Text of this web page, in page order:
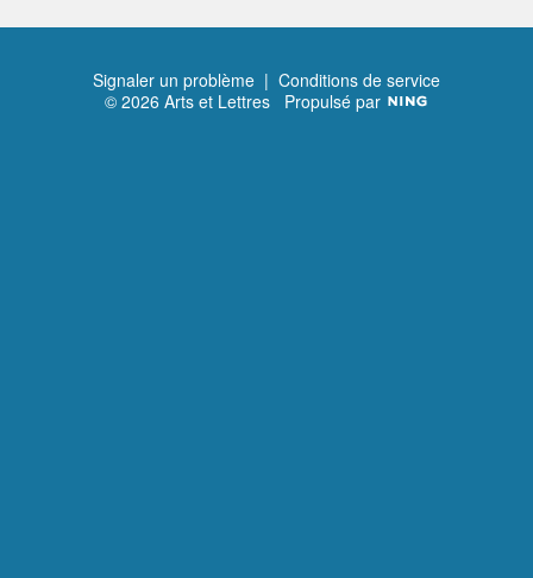
Signaler un problème | Conditions de service
© 2026 Arts et Lettres Propulsé par